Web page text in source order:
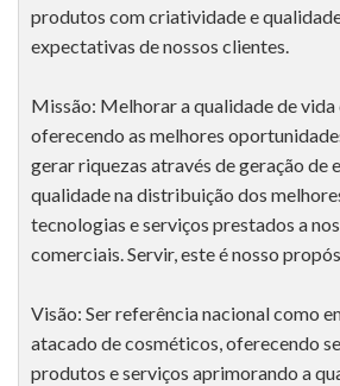
produtos com criatividade e
expectativas de nossos clientes.
Missão: Melhorar a qualidade de vida
oferecendo as melhores
gerar riquezas através de geração de
qualidade na distribuição dos
tecnologias e serviços prestados a
comerciais. Servir, este é nosso
Visão: Ser referência nacional como
atacado de cosméticos, oferecendo
produtos e serviços aprimorando a